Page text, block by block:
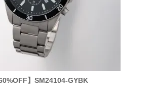
60%OFF】SM24104-GYBK